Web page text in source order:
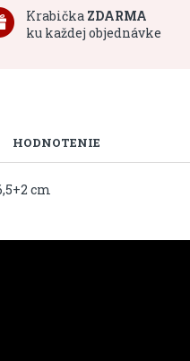
Krabička ZDARMA
ku každej objednávke
HODNOTENIE
cm